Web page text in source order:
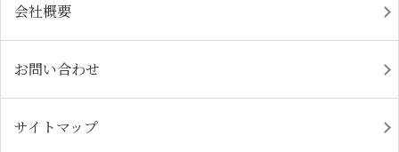
会社概要
お問い合わせ
サイトマップ